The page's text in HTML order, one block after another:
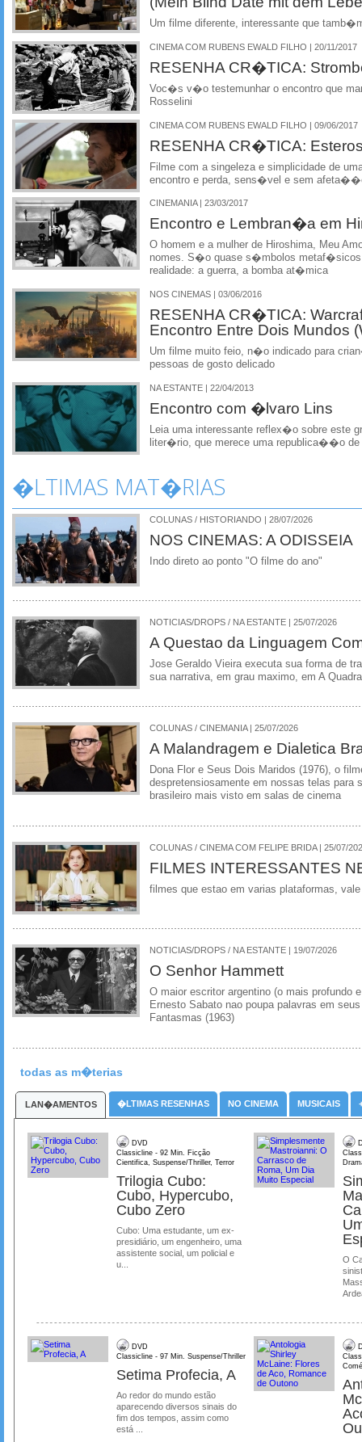
Um filme diferente, interessante que
CINEMA COM RUBENS EWALD FILHO | 20/11/2017
RESENHA CR�TICA:
Voc�s v�o testemunhar o encontro que
Rosselini
CINEMA COM RUBENS EWALD FILHO | 09/06/2017
RESENHA CR�TICA:
Filme com a singeleza e simplicidade de
encontro e perda, sens�vel e sem
CINEMANIA | 23/03/2017
Encontro e Lembran�a em
O homem e a mulher de Hiroshima, Meu
nomes. S�o quase s�mbolos
realidade: a guerra, a bomba at�mica
NOS CINEMAS | 03/06/2016
RESENHA CR�TICA:
Encontro Entre Dois Mundos
Um filme muito feio, n�o indicado para
pessoas de gosto delicado
NA ESTANTE | 22/04/2013
Encontro com �lvaro Lins
Leia uma interessante reflex�o sobre este
liter�rio, que merece uma republica��o de
�LTIMAS MAT�RIAS
COLUNAS / HISTORIANDO | 28/07/2026
NOS CINEMAS: A ODISSEIA
Indo direto ao ponto "O filme do ano"
NOTICIAS/DROPS / NA ESTANTE | 25/07/2026
A Questao da Linguagem
Jose Geraldo Vieira executa sua forma de
sua narrativa, em grau maximo, em A
COLUNAS / CINEMANIA | 25/07/2026
A Malandragem e Dialetica
Dona Flor e Seus Dois Maridos (1976), o
despretensiosamente em nossas telas para
brasileiro mais visto em salas de cinema
COLUNAS / CINEMA COM FELIPE BRIDA | 25/07/
FILMES INTERESSANTES
filmes que estao em varias plataformas,
NOTICIAS/DROPS / NA ESTANTE | 19/07/2026
O Senhor Hammett
O maior escritor argentino (o mais profundo
Ernesto Sabato nao poupa palavras em
Fantasmas (1963)
todas as m�terias
LAN�AMENTOS �LTIMAS RESENHAS NO CINEMA MUSICAIS
DVD
Classicline - 92 Min. Ficção
Cientifica, Suspense/Thriller, Terror
Trilogia Cubo:
Cubo, Hypercubo,
Cubo Zero
Cubo: Uma estudante, um ex-
presidiário, um engenheiro, uma
assistente social, um policial e
u...
O
DVD
Classicline - 97 Min. Suspense/Thriller
Setima Profecia, A
Ao redor do mundo estão
aparecendo diversos sinais do
fim dos tempos, assim como
está ...